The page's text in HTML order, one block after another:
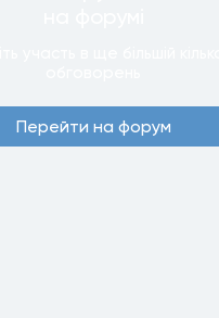
Перейти на форум